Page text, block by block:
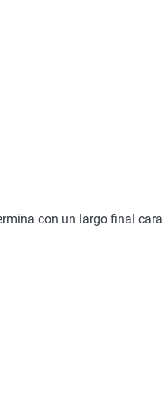
con un largo final